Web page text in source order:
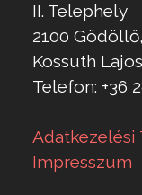
II. Telephely
2100 Gödöllő,
Kossuth
Telefon: +36
Adatkezelési
Impresszum